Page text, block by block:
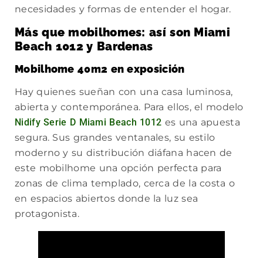
necesidades y formas de entender el hogar.
Más que mobilhomes: así son Miami
Beach 1012 y Bardenas
Mobilhome 40m2 en exposición
Hay quienes sueñan con una casa luminosa,
abierta y contemporánea. Para ellos, el modelo
Nidify Serie D Miami Beach 1012 es una apuesta
segura. Sus grandes ventanales, su estilo
moderno y su distribución diáfana hacen de
este mobilhome una opción perfecta para
zonas de clima templado, cerca de la costa o
en espacios abiertos donde la luz sea
protagonista.